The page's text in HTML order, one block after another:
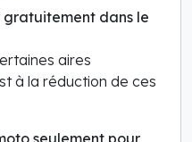
gratuitement dans le
aires
à la réduction de ces
seulement pour